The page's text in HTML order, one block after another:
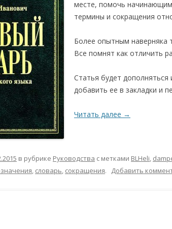
месте, помочь
термины и сокращения
Более опытным наверняка
Все помнят как отличить
Статья будет дополняться
добавить ее в закладки и
Читать далее →
в рубрике Руководства с метками BLHeli,
, словарь, сокращения. Добавить